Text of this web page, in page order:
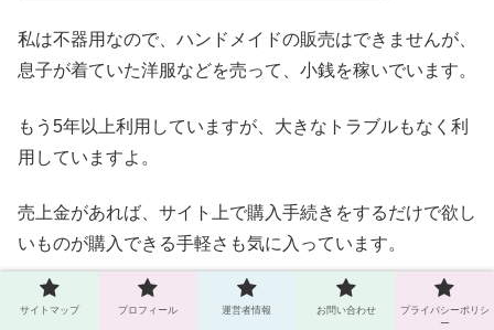
私は不器用なので、ハンドメイドの販売はできませんが、
息子が着ていた洋服などを売って、小銭を稼いでいます。
もう5年以上利用していますが、大きなトラブルもなく利
用していますよ。
売上金があれば、サイト上で購入手続きをするだけで欲し
いものが購入できる手軽さも気に入っています。
サイトマップ プロフィール 運営者情報 お問い合わせ
プライバシーポリシ
ー